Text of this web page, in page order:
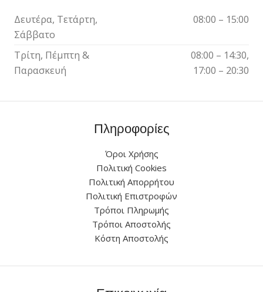
Δευτέρα, Τετάρτη,
Σάββατο
08:00 – 15:00
Τρίτη, Πέμπτη &
Παρασκευή
08:00 – 14:30,
17:00 – 20:30
Πληροφορίες
Όροι Χρήσης
Πολιτική Cookies
Πολιτική Απορρήτου
Πολιτική Επιστροφών
Τρόποι Πληρωμής
Τρόποι Αποστολής
Κόστη Αποστολής